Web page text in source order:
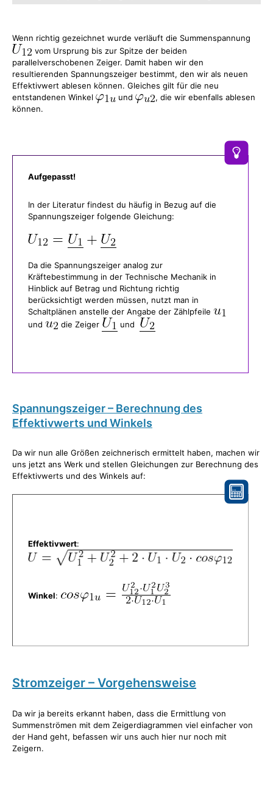
Wenn richtig gezeichnet wurde verläuft die Summenspannung
vom Ursprung bis zur Spitze der beiden
parallelverschobenen Zeiger. Damit haben wir den
resultierenden Spannungszeiger bestimmt, den wir als neuen
Effektivwert ablesen können. Gleiches gilt für die neu
entstandenen Winkel
und
, die wir ebenfalls ablesen
können.
Aufgepasst!
In der Literatur findest du häufig in Bezug auf die
Spannungszeiger folgende Gleichung:
Da die Spannungszeiger analog zur
Kräftebestimmung in der Technische Mechanik in
Hinblick auf Betrag und Richtung richtig
berücksichtigt werden müssen, nutzt man in
Schaltplänen anstelle der Angabe der Zählpfeile
und
die Zeiger und
Spannungszeiger – Berechnung des
Effektivwerts und Winkels
Da wir nun alle Größen zeichnerisch ermittelt haben, machen wir
uns jetzt ans Werk und stellen Gleichungen zur Berechnung des
Effektivwerts und des Winkels auf:
Effektivwert:
Winkel:
Stromzeiger – Vorgehensweise
Da wir ja bereits erkannt haben, dass die Ermittlung von
Summenströmen mit dem Zeigerdiagrammen viel einfacher von
der Hand geht, befassen wir uns auch hier nur noch mit
Zeigern.